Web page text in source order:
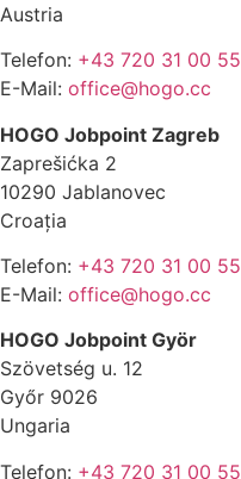
Austria
Telefon: +43 720 31 00 55
E-Mail: office@hogo.cc
HOGO Jobpoint Zagreb
Zaprešićka 2
10290 Jablanovec
Croația
Telefon: +43 720 31 00 55
E-Mail: office@hogo.cc
HOGO Jobpoint Györ
Szövetség u. 12
Győr 9026
Ungaria
Telefon: +43 720 31 00 55